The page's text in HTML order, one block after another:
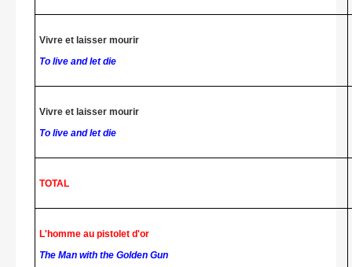
Vivre et laisser mourir
To live and let die
Vivre et laisser mourir
To live and let die
TOTAL
L'homme au pistolet d'or
The Man with the Golden Gun